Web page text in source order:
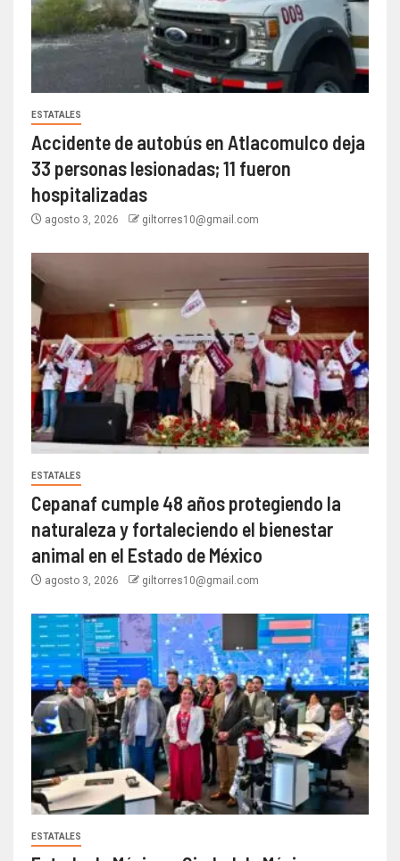
ESTATALES
Accidente de autobús en Atlacomulco deja
33 personas lesionadas; 11 fueron
hospitalizadas
agosto 3, 2026 giltorres10@gmail.com
ESTATALES
Cepanaf cumple 48 años protegiendo la
naturaleza y fortaleciendo el bienestar
animal en el Estado de México
agosto 3, 2026 giltorres10@gmail.com
ESTATALES